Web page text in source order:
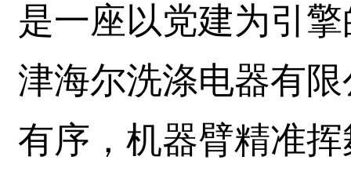
是一座以党建为引
津海尔洗涤电器有
有序，机器臂精准